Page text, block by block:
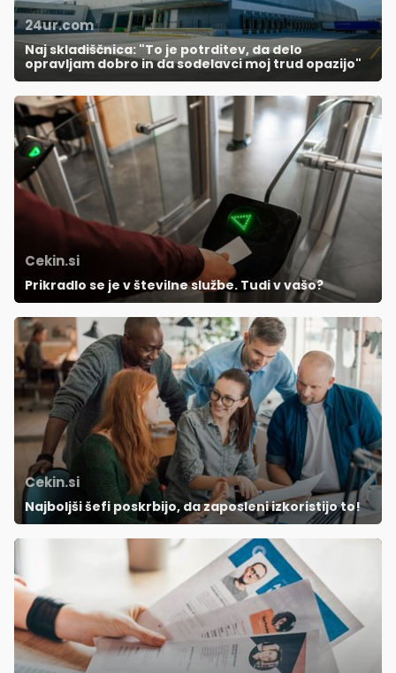
24ur.com
Naj skladiščnica: "To je potrditev, da delo
opravljam dobro in da sodelavci moj trud opazijo"
Cekin.si
Prikradlo se je v številne službe. Tudi v vašo?
Cekin.si
Najboljši šefi poskrbijo, da zaposleni izkoristijo to!